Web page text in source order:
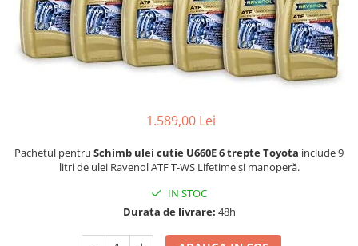
1.589,00 Lei
Pachetul pentru Schimb ulei cutie U660E 6 trepte Toyota include 9
litri de ulei Ravenol ATF T-WS Lifetime și manoperă.
IN STOC
Durata de livrare: 48h